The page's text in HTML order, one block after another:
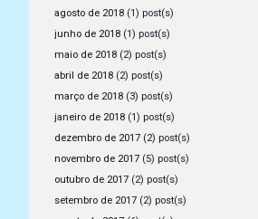
agosto de 2018(1) post(s)
junho de 2018(1) post(s)
maio de 2018(2) post(s)
abril de 2018(2) post(s)
março de 2018(3) post(s)
janeiro de 2018(1) post(s)
dezembro de 2017(2) post(s)
novembro de 2017(5) post(s)
outubro de 2017(2) post(s)
setembro de 2017(2) post(s)